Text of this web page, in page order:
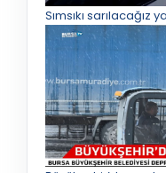
Sımsıkı sarılacağız